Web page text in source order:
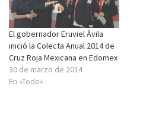
El gobernador Eruviel Ávila
inició la Colecta Anual 2014 de
Cruz Roja Mexicana en Edomex
30 de marzo de 2014
En «Todo»